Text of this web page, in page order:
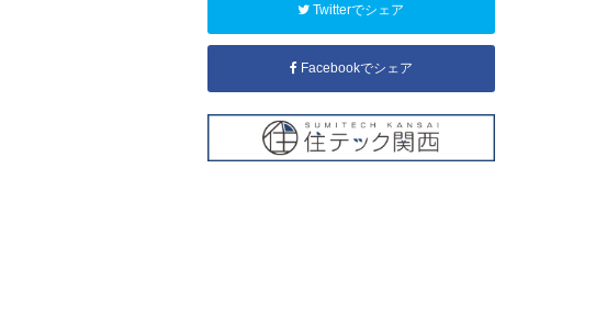
Twitterでシェア
Facebookでシェア